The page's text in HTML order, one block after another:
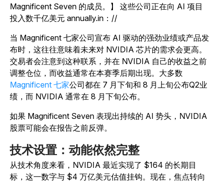
Magnificent Seven 的成员。】 这些公司正在向 AI 项目
投入数千亿美元 annually.in：//
当 Magnificent 七家公司宣布 AI 驱动的强劲业绩或产品发
布时，这往往意味着未来对 NVIDIA 芯片的需求会更高。
交易者会注意到这种联系，并在 NVIDIA 自己的收益之前
调整仓位，而收益通常在本赛季后期出现。大多数
Magnificent 七家公司都在 7 月下旬和 8 月上旬公布Q2业
绩，而 NVIDIA 通常在 8 月下旬公布。
如果 Magnificent Seven 表现出持续的 AI 势头，NVIDIA
股票可能会在报告之前反弹。
技术设置：动能依然完整
从技术角度来看，NVIDIA 最近实现了 $164 的长期目
标，这一数字与 $4 万亿美元估值挂钩。现在，焦点转向